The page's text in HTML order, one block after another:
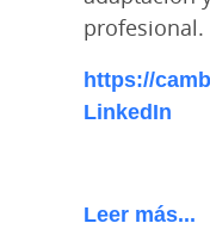
profesional.
https://
LinkedIn
Leer más...